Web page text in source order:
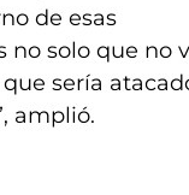
de esas
no solo que no
sería
amplió.